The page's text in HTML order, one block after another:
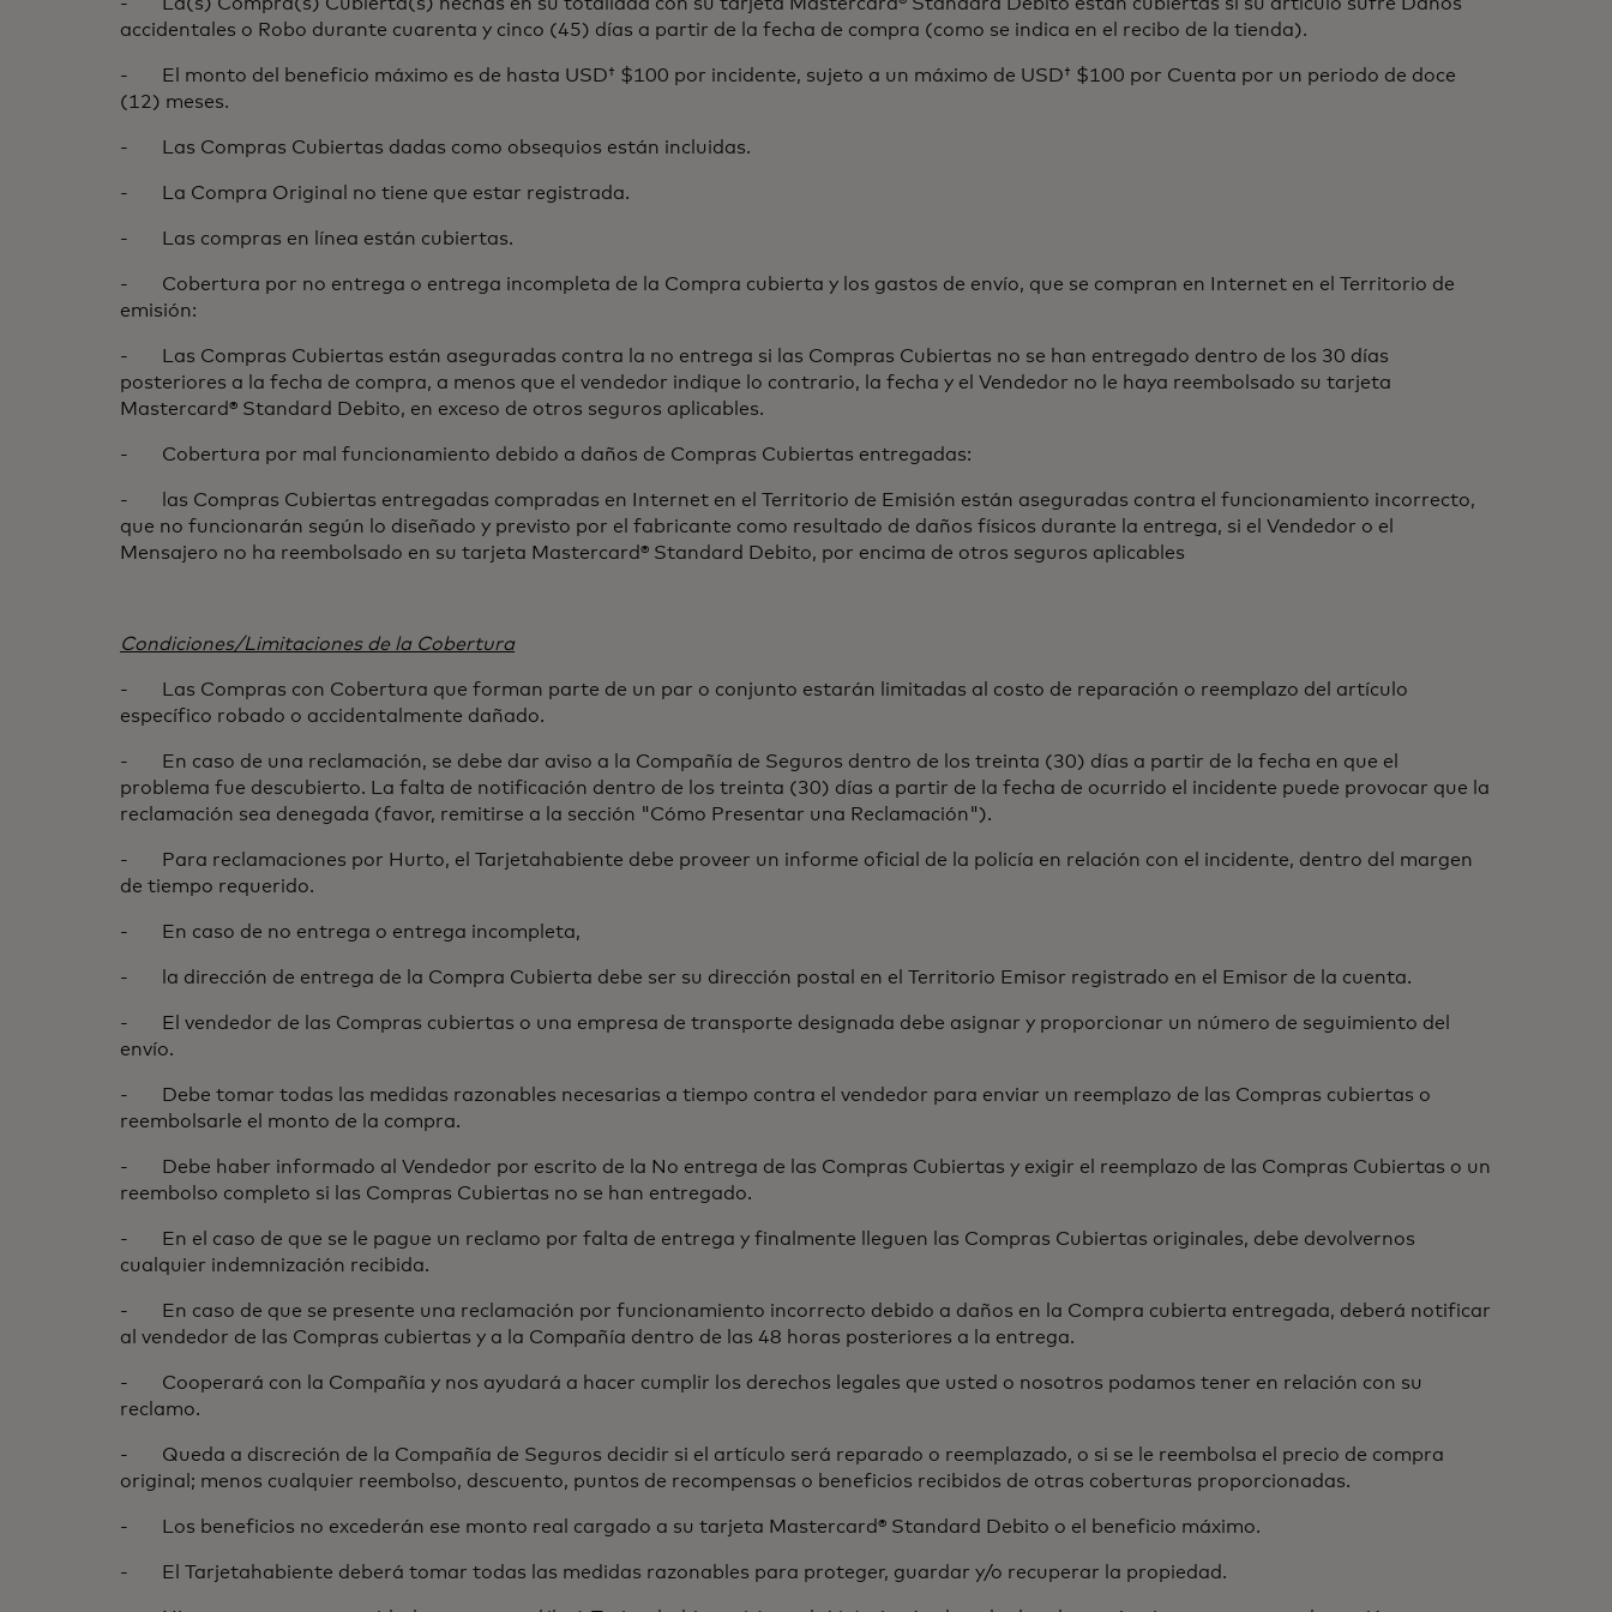
accidentales o Robo durante cuarenta y cinco (45) días a partir de la fecha de compra (como se indica en el recibo de la tienda).
- El monto del beneficio máximo es de hasta USD† $100 por incidente, sujeto a un máximo de USD† $100 por Cuenta por un periodo de doce
(12) meses.
- Las Compras Cubiertas dadas como obsequios están incluidas.
- La Compra Original no tiene que estar registrada.
- Las compras en línea están cubiertas.
- Cobertura por no entrega o entrega incompleta de la Compra cubierta y los gastos de envío, que se compran en Internet en el Territorio de
emisión:
- Las Compras Cubiertas están aseguradas contra la no entrega si las Compras Cubiertas no se han entregado dentro de los 30 días
posteriores a la fecha de compra, a menos que el vendedor indique lo contrario, la fecha y el Vendedor no le haya reembolsado su tarjeta
Mastercard® Standard Debito, en exceso de otros seguros aplicables.
- Cobertura por mal funcionamiento debido a daños de Compras Cubiertas entregadas:
- las Compras Cubiertas entregadas compradas en Internet en el Territorio de Emisión están aseguradas contra el funcionamiento incorrecto,
que no funcionarán según lo diseñado y previsto por el fabricante como resultado de daños físicos durante la entrega, si el Vendedor o el
Mensajero no ha reembolsado en su tarjeta Mastercard® Standard Debito, por encima de otros seguros aplicables
Condiciones/Limitaciones de la Cobertura
- Las Compras con Cobertura que forman parte de un par o conjunto estarán limitadas al costo de reparación o reemplazo del artículo
específico robado o accidentalmente dañado.
- En caso de una reclamación, se debe dar aviso a la Compañía de Seguros dentro de los treinta (30) días a partir de la fecha en que el
problema fue descubierto. La falta de notificación dentro de los treinta (30) días a partir de la fecha de ocurrido el incidente puede provocar que la
reclamación sea denegada (favor, remitirse a la sección "Cómo Presentar una Reclamación").
- Para reclamaciones por Hurto, el Tarjetahabiente debe proveer un informe oficial de la policía en relación con el incidente, dentro del margen
de tiempo requerido.
- En caso de no entrega o entrega incompleta,
- la dirección de entrega de la Compra Cubierta debe ser su dirección postal en el Territorio Emisor registrado en el Emisor de la cuenta.
- El vendedor de las Compras cubiertas o una empresa de transporte designada debe asignar y proporcionar un número de seguimiento del
envío.
- Debe tomar todas las medidas razonables necesarias a tiempo contra el vendedor para enviar un reemplazo de las Compras cubiertas o
reembolsarle el monto de la compra.
- Debe haber informado al Vendedor por escrito de la No entrega de las Compras Cubiertas y exigir el reemplazo de las Compras Cubiertas o un
reembolso completo si las Compras Cubiertas no se han entregado.
- En el caso de que se le pague un reclamo por falta de entrega y finalmente lleguen las Compras Cubiertas originales, debe devolvernos
cualquier indemnización recibida.
- En caso de que se presente una reclamación por funcionamiento incorrecto debido a daños en la Compra cubierta entregada, deberá notificar
al vendedor de las Compras cubiertas y a la Compañía dentro de las 48 horas posteriores a la entrega.
- Cooperará con la Compañía y nos ayudará a hacer cumplir los derechos legales que usted o nosotros podamos tener en relación con su
reclamo.
- Queda a discreción de la Compañía de Seguros decidir si el artículo será reparado o reemplazado, o si se le reembolsa el precio de compra
original; menos cualquier reembolso, descuento, puntos de recompensas o beneficios recibidos de otras coberturas proporcionadas.
- Los beneficios no excederán ese monto real cargado a su tarjeta Mastercard® Standard Debito o el beneficio máximo.
- El Tarjetahabiente deberá tomar todas las medidas razonables para proteger, guardar y/o recuperar la propiedad.